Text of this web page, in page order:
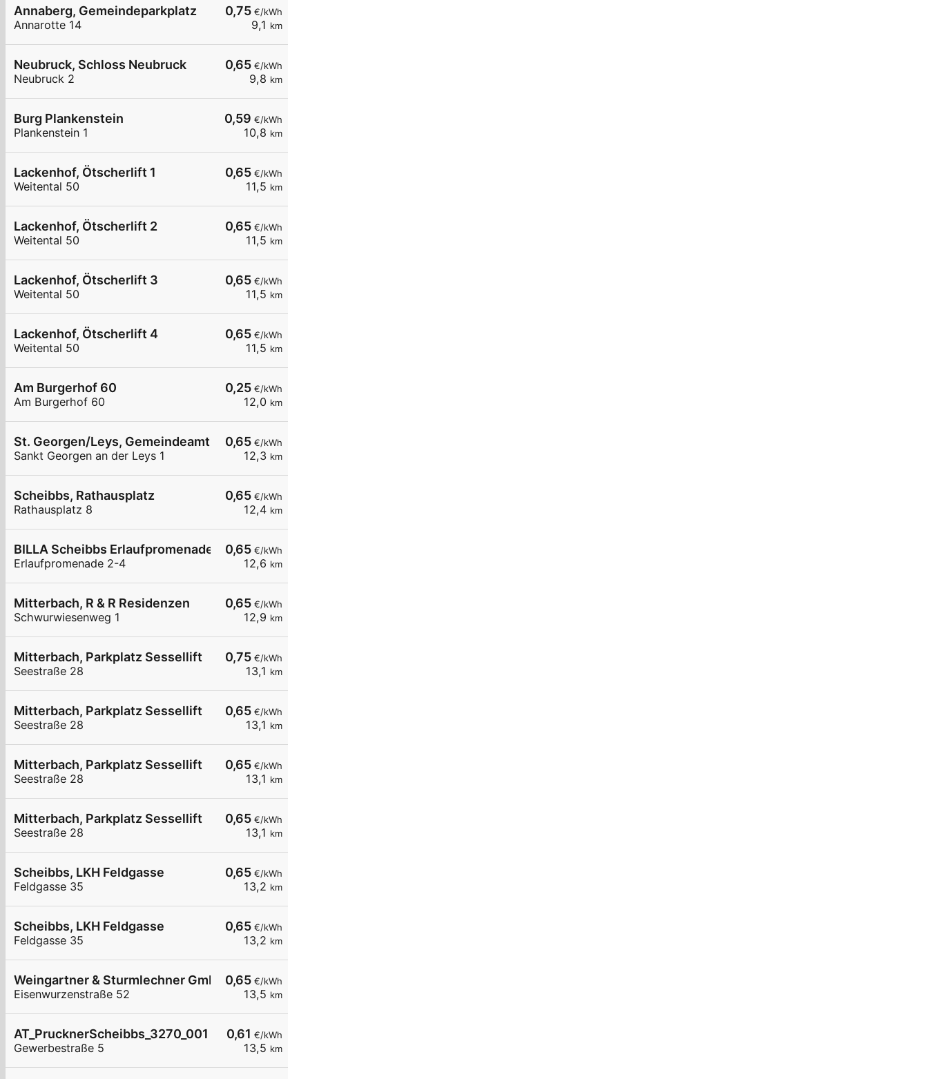
0,75€/kWh
9,1 km
Annaberg, Gemeindeparkplatz
Annarotte 14
0,65€/kWh
9,8 km
Neubruck, Schloss Neubruck
Neubruck 2
0,59 €/kWh
10,8 km
Burg Plankenstein
Plankenstein 1
0,65€/kWh
11,5 km
Lackenhof, Ötscherlift 1
Weitental 50
0,65€/kWh
11,5 km
Lackenhof, Ötscherlift 2
Weitental 50
0,65€/kWh
11,5 km
Lackenhof, Ötscherlift 3
Weitental 50
0,65€/kWh
11,5 km
Lackenhof, Ötscherlift 4
Weitental 50
0,25€/kWh
12,0 km
Am Burgerhof 60
Am Burgerhof 60
0,65€/kWh
12,3 km
St. Georgen/Leys, Gemeindeamt
Sankt Georgen an der Leys 1
0,65€/kWh
12,4 km
Scheibbs, Rathausplatz
Rathausplatz 8
0,65€/kWh
12,6 km
BILLA Scheibbs Erlaufpromenade
Erlaufpromenade 2-4
0,65€/kWh
12,9 km
Mitterbach, R & R Residenzen
Schwurwiesenweg 1
0,75€/kWh
13,1 km
Mitterbach, Parkplatz Sessellift
Seestraße 28
0,65€/kWh
13,1 km
Mitterbach, Parkplatz Sessellift
Seestraße 28
0,65€/kWh
13,1 km
Mitterbach, Parkplatz Sessellift
Seestraße 28
0,65€/kWh
13,1 km
Mitterbach, Parkplatz Sessellift
Seestraße 28
0,65€/kWh
13,2 km
Scheibbs, LKH Feldgasse
Feldgasse 35
0,65€/kWh
13,2 km
Scheibbs, LKH Feldgasse
Feldgasse 35
0,65€/kWh
13,5 km
Weingartner & Sturmlechner GmbH
Eisenwurzenstraße 52
0,61 €/kWh
13,5 km
AT_PrucknerScheibbs_3270_001 öffentlich
Gewerbestraße 5